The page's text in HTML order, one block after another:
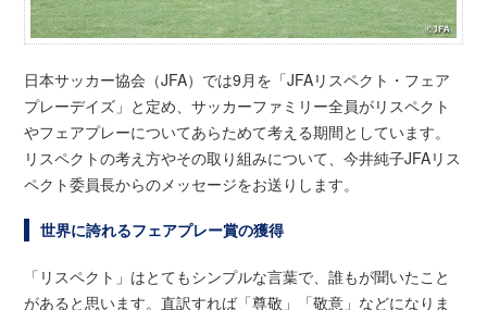
日本サッカー協会（JFA）では9月を「JFAリスペクト・フェア
プレーデイズ」と定め、サッカーファミリー全員がリスペクト
やフェアプレーについてあらためて考える期間としています。
リスペクトの考え方やその取り組みについて、今井純子JFAリス
ペクト委員長からのメッセージをお送りします。
世界に誇れるフェアプレー賞の獲得
「リスペクト」はとてもシンプルな言葉で、誰もが聞いたこと
があると思います。直訳すれば「尊敬」「敬意」などになりま